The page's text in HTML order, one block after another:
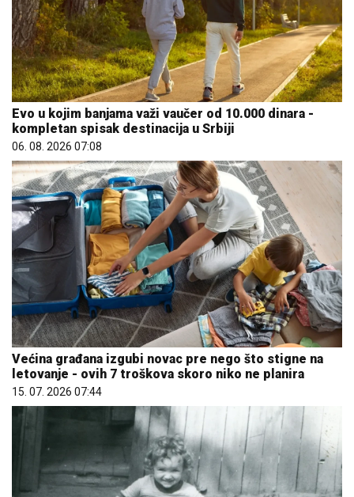
Evo u kojim banjama važi vaučer od 10.000 dinara -
kompletan spisak destinacija u Srbiji
06. 08. 2026 07:08
Većina građana izgubi novac pre nego što stigne na
letovanje - ovih 7 troškova skoro niko ne planira
15. 07. 2026 07:44